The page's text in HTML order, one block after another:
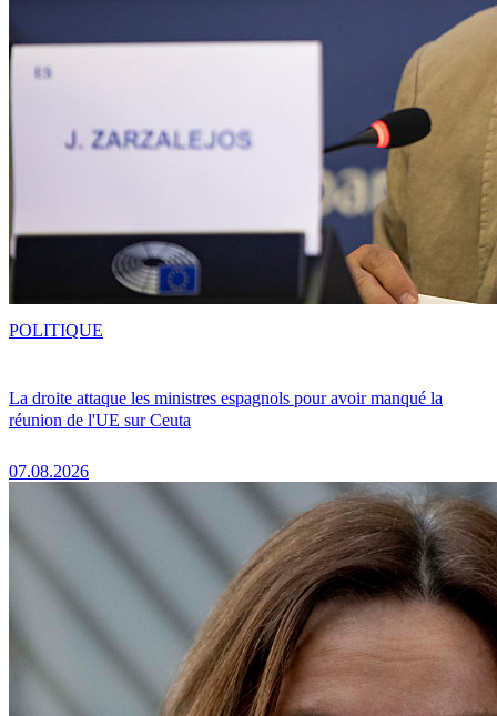
La droite attaque les ministres espagnols pour avoir manqué la
réunion de l'UE sur Ceuta
07.08.2026
POLITIQUE